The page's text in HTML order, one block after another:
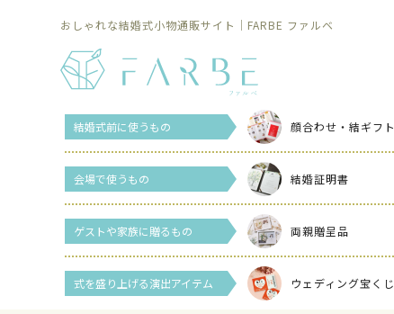
おしゃれな結婚式小物通販サイト｜FARBE ファルベ
結婚式前に使うもの 顔合わせ・結ギフト
会場で使うもの 結婚証明書
ゲストや家族に贈るもの 両親贈呈品
式を盛り上げる演出アイテム ウェディング宝くじ